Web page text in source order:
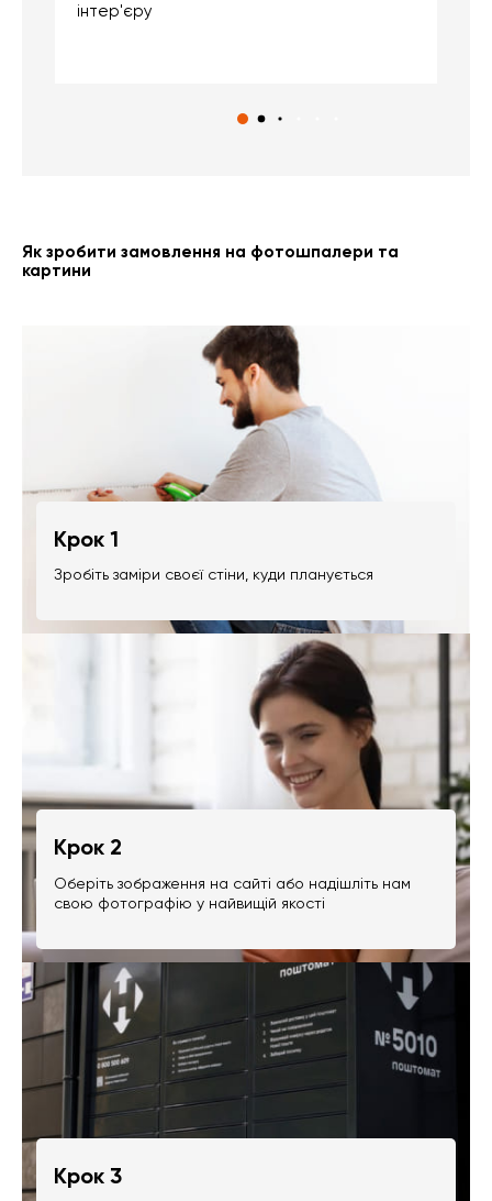
інтер'єру
Як зробити замовлення на фотошпалери та
картини
Крок 1
Зробіть заміри своєї стіни, куди планується
Крок 2
Оберіть зображення на сайті або надішліть нам
свою фотографію у найвищій якості
Крок 3